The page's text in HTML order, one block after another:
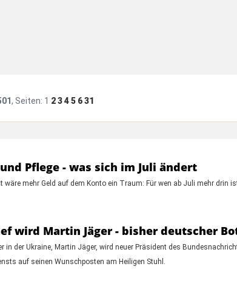
, Seiten: 1 2345 631
Pflege - was sich im Juli ändert
wäre mehr Geld auf dem Konto ein Traum: Für wen ab Juli mehr drin
wird Martin Jäger - bisher deutscher
in der Ukraine, Martin Jäger, wird neuer Präsident des
auf seinen Wunschposten am Heiligen Stuhl.